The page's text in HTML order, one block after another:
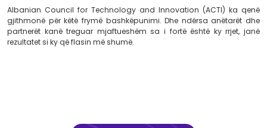
Rrisë transparencëndhe saktësinë e raportimeve
Nxisë përdorimine teknologjive vendase si
ekonomik.